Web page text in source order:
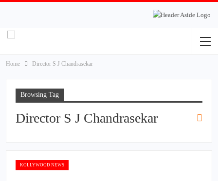
Home Director S J Chandrasekar
Browsing Tag
Director S J Chandrasekar
KOLLYWOOD NEWS